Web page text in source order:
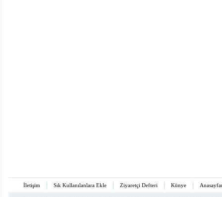
İletişim Sık Kullanılanlara Ekle Ziyaretçi Defteri Künye